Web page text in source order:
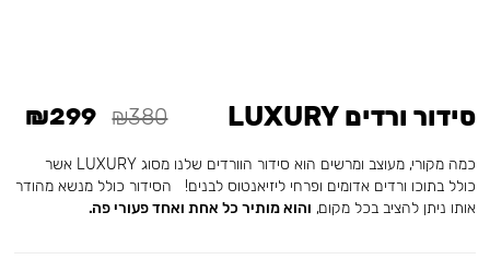
סידור ורדים LUXURY ₪380
₪299
כמה מקורי, מעוצב ומרשים הוא סידור הוורדים שלנו מסוג LUXURY אשר
כולל בתוכו ורדים אדומים ופרחי ליזיאנטוס לבנים! הסידור כולל מנשא מהודר
אותו ניתן להציב בכל מקום, והוא מותיר כל אחת ואחד פעורי פה.